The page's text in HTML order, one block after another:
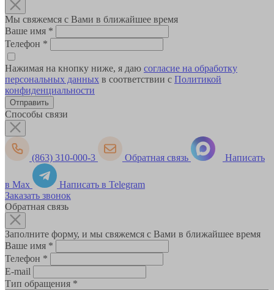
Мы свяжемся с Вами в ближайшее время
Ваше имя *
Телефон *
Нажимая на кнопку ниже, я даю согласие на обработку
персональных данных в соответствии с Политикой
конфиденциальности
Способы связи
(863) 310-000-3 Обратная связь Написать
в Max
Написать в Telegram
Заказать звонок
Обратная связь
Заполните форму, и мы свяжемся с Вами в ближайшее время
Ваше имя *
Телефон *
E-mail
Тип обращения *